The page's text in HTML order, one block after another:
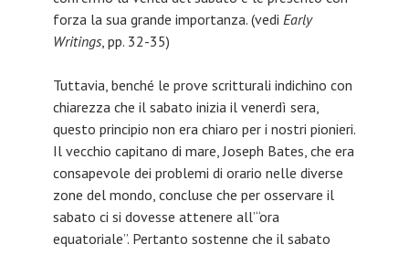
forza la sua grande importanza. (vedi Early
Writings, pp. 32-35)
Tuttavia, benché le prove scritturali indichino con
chiarezza che il sabato inizia il venerdì sera,
questo principio non era chiaro per i nostri pionieri.
Il vecchio capitano di mare, Joseph Bates, che era
consapevole dei problemi di orario nelle diverse
zone del mondo, concluse che per osservare il
sabato ci si dovesse attenere all’“ora
equatoriale”. Pertanto sostenne che il sabato